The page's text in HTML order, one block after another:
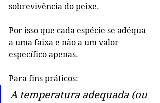
sobrevivência do peixe.
Por isso que cada espécie se adéqua
a uma faixa e não a um valor
específico apenas.
Para fins práticos:
A temperatura adequada (ou